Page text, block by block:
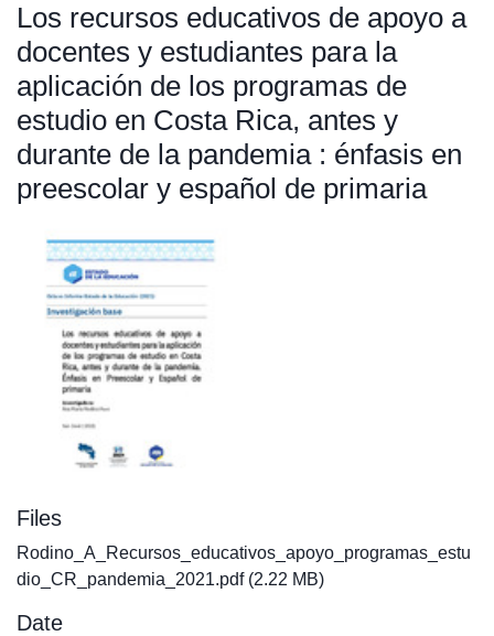
Los recursos educativos de apoyo a
docentes y estudiantes para la
aplicación de los programas de
estudio en Costa Rica, antes y
durante de la pandemia : énfasis en
preescolar y español de primaria
Files
Rodino_A_Recursos_educativos_apoyo_programas_estu
dio_CR_pandemia_2021.pdf(2.22 MB)
Date